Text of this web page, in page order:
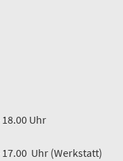
18.00 Uhr
17.00 Uhr (Werkstatt)